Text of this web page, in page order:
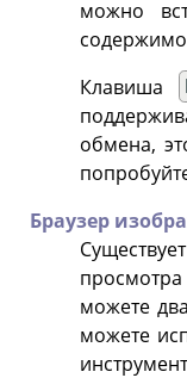
можно
Клавиша
обмена,
Браузер
можете
можете